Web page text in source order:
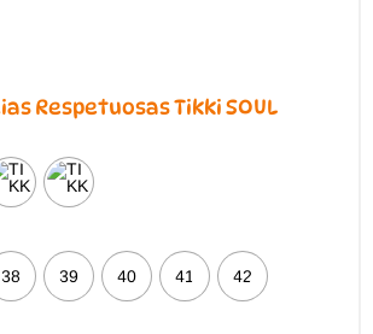
Respetuosas Tikki SOUL
38 39 40 41 42